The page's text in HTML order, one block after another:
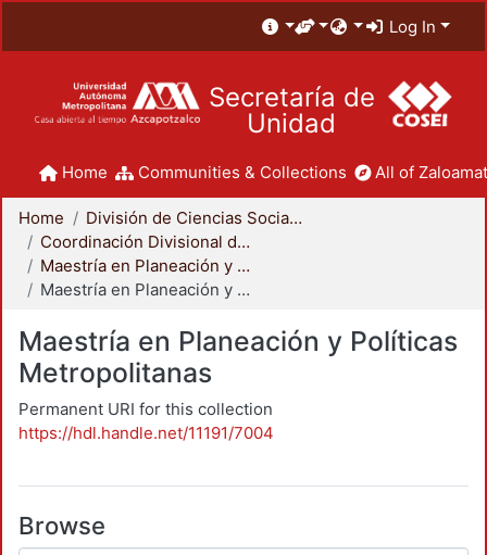
Log In
Secretaría de
Unidad
Home Communities & Collections All of
Home
División de Ciencias Sociales y Humanidades
Coordinación Divisional de Posgrado
Maestría en Planeación y Políticas Metropolitanas
Maestría en Planeación y Políticas Metropolitanas
Maestría en Planeación y Políticas
Metropolitanas
Permanent URI for this collection
https://hdl.handle.net/11191/7004
Browse